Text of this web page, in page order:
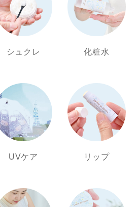
シュクレ 化粧水
UVケア リップ